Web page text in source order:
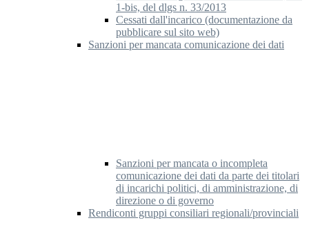
1-bis, del dlgs n. 33/2013
Cessati dall'incarico (documentazione da
pubblicare sul sito web)
Sanzioni per mancata comunicazione dei dati
Sanzioni per mancata o incompleta
comunicazione dei dati da parte dei titolari
di incarichi politici, di amministrazione, di
direzione o di governo
Rendiconti gruppi consiliari regionali/provinciali